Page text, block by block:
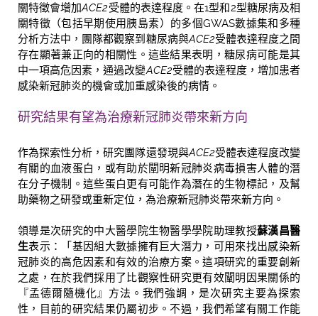
關特徵會增加ACE2受體的表達程度。在1型和2型糖尿病及相
關特徵（包括早期使用胰島素）的多個GWAS數據集和多種
分析方法中，團隊都觀察到糖尿病與ACE2受體表達程度之間
存在顯著兼正向的相關性。這些結果表明，糖尿病可能是其
中一項高危因素，通過改變ACE2受體的表達程度，增加患者
感染新冠肺炎的機會或加重感染後的病情。
研究結果有望為治療新冠肺炎帶來新方向
作為探索性分析，研究團隊還發現與ACE2受體表達程度改變
有關的血液蛋白，或有助於闡明新冠肺炎病毒損害人體的潛
在分子機制。這些蛋白更有可能作為潛在的生物標記，及幫
助藥物之研發或重新定位，為治療新冠肺炎帶來新方向。
領導是次研究的中大醫學院生物醫學學院助理教授蘇漢昌醫
生表示：「基因組大數據擁有巨大潛力，可用來找出感染新
冠肺炎的高危因素和有效的治療方案。這項研究的重要創新
之處，在於我們採用了比觀察性研究更有效闡明因果關係的
『孟德爾隨機化』方法。我們強調，是次研究主要為探索
性，目前的研究結果仍屬初步。不過，我們希望有關工作能